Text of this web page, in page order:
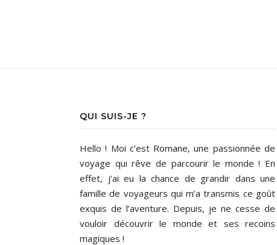
QUI SUIS-JE ?
Hello ! Moi c’est Romane, une passionnée de
voyage qui rêve de parcourir le monde ! En
effet, j’ai eu la chance de grandir dans une
famille de voyageurs qui m’a transmis ce goût
exquis de l’aventure. Depuis, je ne cesse de
vouloir découvrir le monde et ses recoins
magiques !